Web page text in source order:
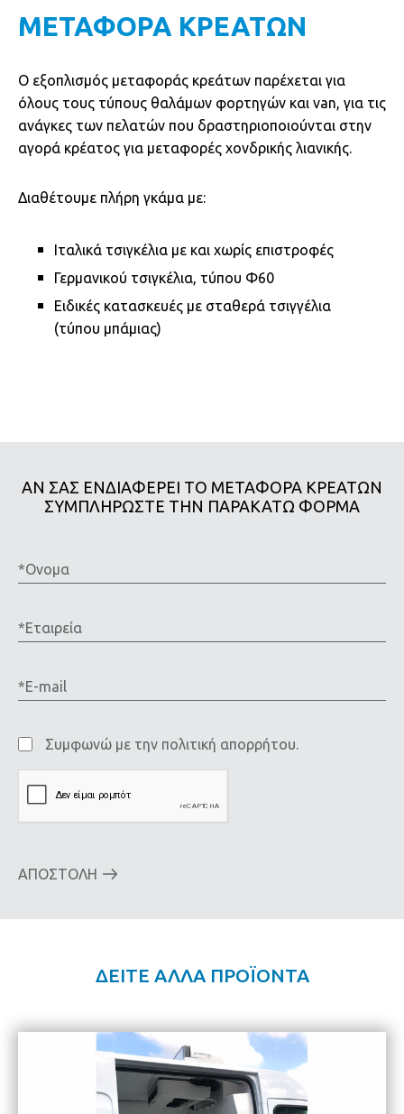
ΜΕΤΑΦΟΡΑ ΚΡΕΑΤΩΝ
Ο εξοπλισμός μεταφοράς κρεάτων παρέχεται για
όλους τους τύπους θαλάμων φορτηγών και van, για τις
ανάγκες των πελατών που δραστηριοποιούνται στην
αγορά κρέατος για μεταφορές χονδρικής λιανικής.
Διαθέτουμε πλήρη γκάμα με:
Ιταλικά τσιγκέλια με και χωρίς επιστροφές
Γερμανικού τσιγκέλια, τύπου Φ60
Ειδικές κατασκευές με σταθερά τσιγγέλια
(τύπου μπάμιας)
ΑΝ ΣΑΣ ΕΝΔΙΑΦΕΡΕΙ ΤΟ ΜΕΤΑΦΟΡΑ ΚΡΕΑΤΩΝ
ΣΥΜΠΛΗΡΩΣΤΕ ΤΗΝ ΠΑΡΑΚΑΤΩ ΦΟΡΜΑ
Συμφωνώ
απορρήτου
Συμφωνώ με την πολιτική απορρήτου.
ΔΕΙΤΕ ΑΛΛΑ ΠΡΟΪΟΝΤΑ